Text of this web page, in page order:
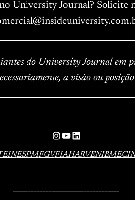
University Journal? Solicite
do University Journal em
a visão ou
Instagram
YouTube
LinkedIn
ESPMFGVFIAHARVENIBMEC